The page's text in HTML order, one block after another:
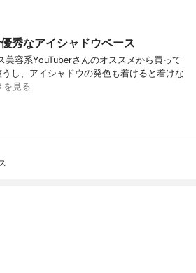
秀なアイシャドウベース
美容系YouTuberさんのオススメから買って
し、アイシャドウの発色も着けると着けな
を見る